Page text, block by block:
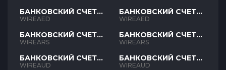
БАНКОВСКИЙ СЧЕТ
AED
WIREAED
БАНКОВСКИЙ СЧЕТ
ARS
WIREARS
БАНКОВСКИЙ СЧЕТ
AUD
WIREAUD
БАНКОВСКИЙ СЧЕТ
AED
WIREAED
БАНКОВСКИЙ СЧЕТ
ARS
WIREARS
БАНКОВСКИЙ СЧЕТ
AUD
WIREAUD